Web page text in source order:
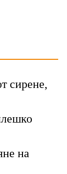
сирене,
на